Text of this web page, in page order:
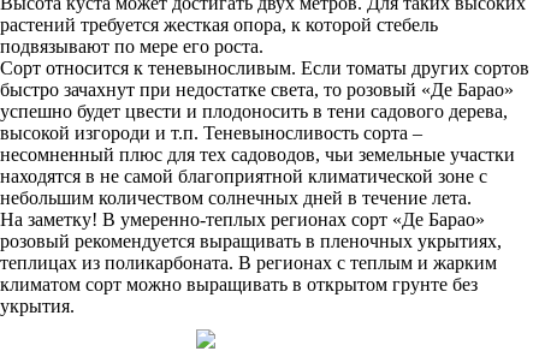
растений требуется жесткая опора, к которой стебель
подвязывают по мере его роста.
Сорт относится к теневыносливым. Если томаты других сортов
быстро зачахнут при недостатке света, то розовый «Де Барао»
успешно будет цвести и плодоносить в тени садового дерева,
высокой изгороди и т.п. Теневыносливость сорта –
несомненный плюс для тех садоводов, чьи земельные участки
находятся в не самой благоприятной климатической зоне с
небольшим количеством солнечных дней в течение лета.
На заметку! В умеренно-теплых регионах сорт «Де Барао»
розовый рекомендуется выращивать в пленочных укрытиях,
теплицах из поликарбоната. В регионах с теплым и жарким
климатом сорт можно выращивать в открытом грунте без
укрытия.